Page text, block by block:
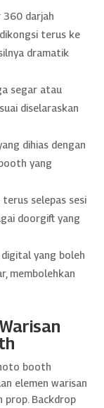
darjah
terus ke
dramatik
segar atau
diselaraskan
dihias dengan
yang
selepas sesi
doorgift yang
yang boleh
membolehkan
booth
elemen warisan
prop. Backdrop